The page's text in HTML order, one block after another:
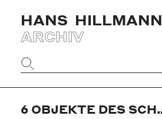
HANS HILLMANN
ARCHIV
Website
durchsuchen
6 OBJEKTE DES SCHLÜSSELWORTS »JEAN COCTEAU«